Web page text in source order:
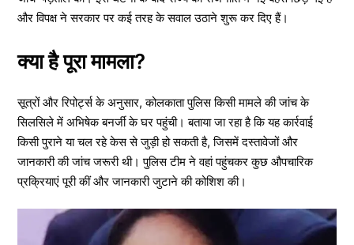
और विपक्ष ने सरकार पर कई तरह के सवाल उठाने शुरू कर दिए हैं।
क्या है पूरा मामला?
सूत्रों और रिपोर्ट्स के अनुसार, कोलकाता पुलिस किसी मामले की जांच के
सिलसिले में अभिषेक बनर्जी के घर पहुंची। बताया जा रहा है कि यह कार्रवाई
किसी पुराने या चल रहे केस से जुड़ी हो सकती है, जिसमें दस्तावेजों और
जानकारी की जांच जरूरी थी। पुलिस टीम ने वहां पहुंचकर कुछ औपचारिक
प्रक्रियाएं पूरी कीं और जानकारी जुटाने की कोशिश की।